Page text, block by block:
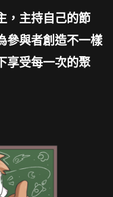
，主持自己的節
參與者創造不一樣
享受每一次的聚